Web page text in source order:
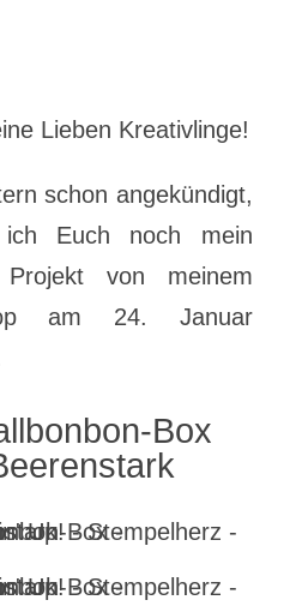
Lieben Kreativlinge!
schon angekündigt,
ich Euch noch mein
Projekt von meinem
am 24. Januar
Box